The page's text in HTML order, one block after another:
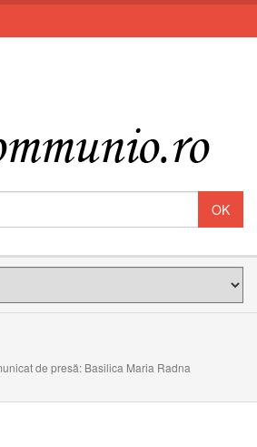
de presă: Basilica Maria Radna